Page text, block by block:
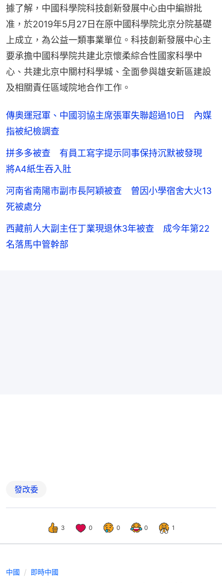
據了解，中國科學院科技創新發展中心由中編辦批
准，於2019年5月27日在原中國科學院北京分院基礎
上成立，為公益一類事業單位。科技創新發展中心主
要承擔中國科學院共建北京懷柔綜合性國家科學中
心、共建北京中關村科學城、全面參與雄安新區建設
及相關責任區域院地合作工作。
傳奧運冠軍、中國羽協主席張軍失聯超過10日 內媒
指被紀檢調查
拼多多被查 有員工寫字提示同事保持沉默被發現
將A4紙生吞入肚
河南省南陽市副市長阿穎被查 曾因小學宿舍大火13
死被處分
西藏前人大副主任丁業現退休3年被查 成今年第22
名落馬中管幹部
發改委
3 0 0 0 1
中國 即時中國